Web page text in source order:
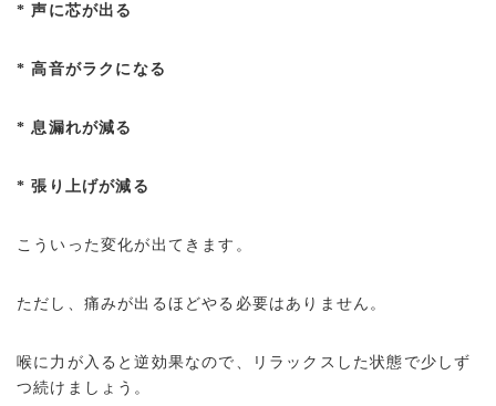
* 声に芯が出る
* 高音がラクになる
* 息漏れが減る
* 張り上げが減る
こういった変化が出てきます。
ただし、痛みが出るほどやる必要はありません。
喉に力が入ると逆効果なので、リラックスした状態で少しず
つ続けましょう。